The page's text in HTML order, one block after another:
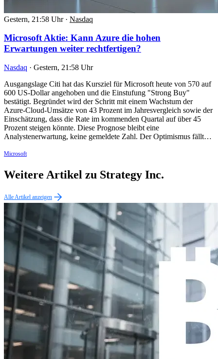
Gestern, 21:58 Uhr · Nasdaq
Microsoft Aktie: Kann Azure die hohen
Erwartungen weiter rechtfertigen?
Nasdaq · Gestern, 21:58 Uhr
Ausgangslage Citi hat das Kursziel für Microsoft heute von 570 auf
600 US-Dollar angehoben und die Einstufung "Strong Buy"
bestätigt. Begründet wird der Schritt mit einem Wachstum der
Azure-Cloud-Umsätze von 43 Prozent im Jahresvergleich sowie der
Einschätzung, dass die Rate im kommenden Quartal auf über 45
Prozent steigen könnte. Diese Prognose bleibt eine
Analystenerwartung, keine gemeldete Zahl. Der Optimismus fällt…
Microsoft
Weitere Artikel zu Strategy Inc.
Alle Artikel anzeigen